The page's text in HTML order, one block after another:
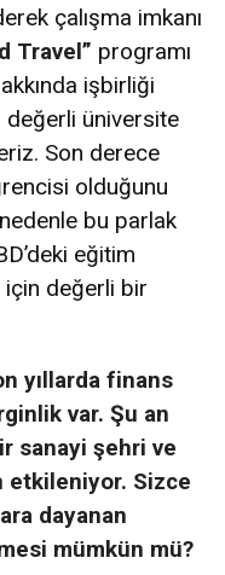
çalışma imkanı
Travel” programı
işbirliği
değerli üniversite
Son derece
olduğunu
bu parlak
eğitim
için değerli bir
yıllarda finans
var. Şu an
sanayi şehri ve
etkileniyor. Sizce
dayanan
mümkün mü?